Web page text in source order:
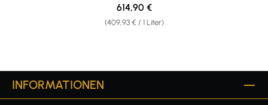
(409,93 € / 1 Liter)
Regulärer Preis:
614,90 €
INFORMATIONEN